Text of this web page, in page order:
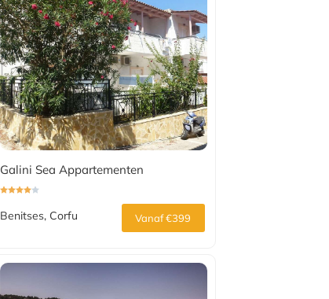
Galini Sea Appartementen
Benitses, Corfu Vanaf €399